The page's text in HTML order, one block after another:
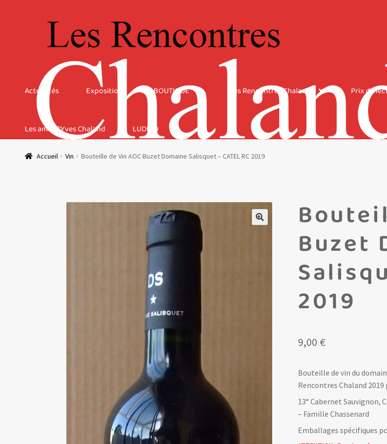
Actualités Expositions BOUTIQUE Les Rencontres Chaland Prix de
Les amis d’Yves Chaland LUDIBD
Accueil Vin Bouteille de Vin AOC Buzet Domaine Salisquet – CATEL RC 2019
Buzet
2019
9,00 €
Bouteille de vin du
Rencontres Chaland 2019
13° Cabernet Sauvignon,
– Famille Chassenard
Emballages spécifiques